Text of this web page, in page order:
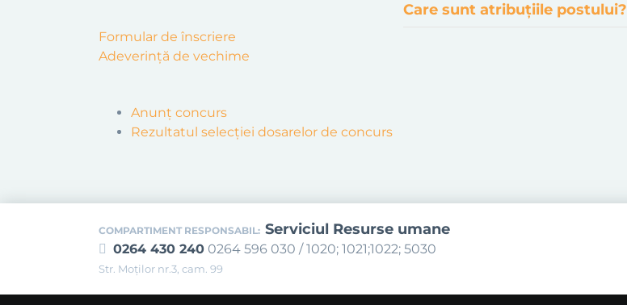
Care sunt atribuțiile postului?
Formular de înscriere
Adeverință de vechime
Anunț concurs
Rezultatul selecției dosarelor de concurs
COMPARTIMENT RESPONSABIL: Serviciul Resurse umane
0264 430 240 0264 596 030 / 1020; 1021;1022; 5030
Str. Moţilor nr.3, cam. 99